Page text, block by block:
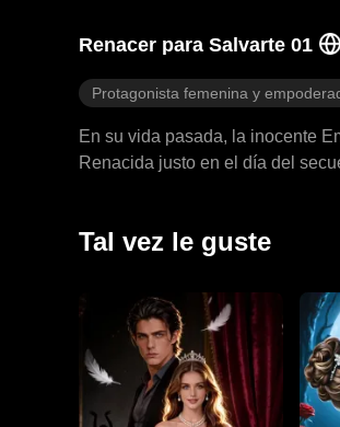
Renacer para Salvarte 01
Protagonista femenina y
En su vida pasada, la inocente
Renacida justo en el día del
Tal vez le guste